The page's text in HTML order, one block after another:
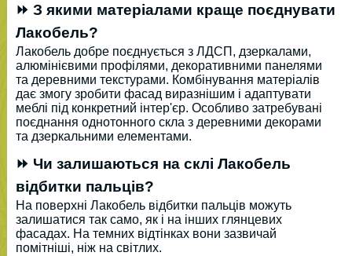
⏩ З якими матеріалами краще поєднувати
Лакобель?
Лакобель добре поєднується з ЛДСП, дзеркалами,
алюмінієвими профілями, декоративними панелями
та деревними текстурами. Комбінування матеріалів
дає змогу зробити фасад виразнішим і адаптувати
меблі під конкретний інтер'єр. Особливо затребувані
поєднання однотонного скла з деревними декорами
та дзеркальними елементами.
⏩ Чи залишаються на склі Лакобель
відбитки пальців?
На поверхні Лакобель відбитки пальців можуть
залишатися так само, як і на інших глянцевих
фасадах. На темних відтінках вони зазвичай
помітніші, ніж на світлих.